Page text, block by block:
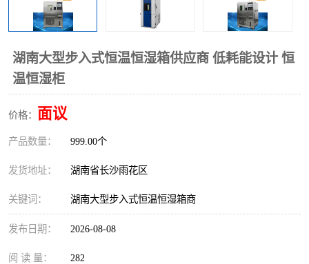
湖南大型步入式恒温恒湿箱供应商 低耗能设计 恒
温恒湿柜
价格： 面议
产品数量： 999.00个
发货地址： 湖南省长沙雨花区
关键词： 湖南大型步入式恒温恒湿箱商
发布日期： 2026-08-08
阅 读 量： 282